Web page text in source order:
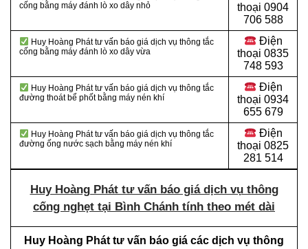
cống bằng máy đánh lò xo dây nhỏ
thoại 0904
706 588
Huy Hoàng Phát tư vấn báo giá dịch vụ thông tắc
cống bằng máy đánh lò xo dây vừa
Điện
thoại 0835
748 593
Huy Hoàng Phát tư vấn báo giá dịch vụ thông tắc
đường thoát bể phốt bằng máy nén khí
Điện
thoại 0934
655 679
Huy Hoàng Phát tư vấn báo giá dịch vụ thông tắc
đường ống nước sạch bằng máy nén khí
Điện
thoại 0825
281 514
Huy Hoàng Phát tư vấn báo giá dịch vụ thông
cống nghẹt tại Bình Chánh tính theo mét dài
Huy Hoàng Phát tư vấn báo giá các dịch vụ thông